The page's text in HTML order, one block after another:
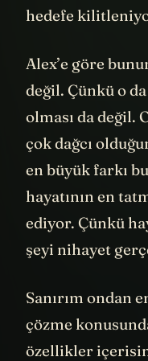
hedefe
Alex’e göre
değil. Çünkü o
olması da değil.
çok dağcı
en büyük farkı
hayatının en
ediyor. Çünkü
şeyi nihayet
Sanırım ondan
çözme
özellikler